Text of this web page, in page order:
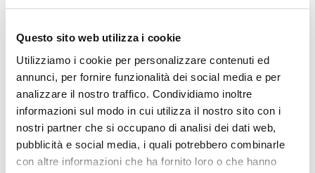
Questo sito web utilizza i cookie
Utilizziamo i cookie per personalizzare contenuti ed
annunci, per fornire funzionalità dei social media e per
analizzare il nostro traffico. Condividiamo inoltre
informazioni sul modo in cui utilizza il nostro sito con i
nostri partner che si occupano di analisi dei dati web,
pubblicità e social media, i quali potrebbero combinarle
con altre informazioni che ha fornito loro o che hanno
presente concorso si determina una frazione di riserva di
concluso il servizio civile universale senza demerito, che
verrà cumulata ad altre frazioni già verificatesi o che si
dovessero verificare nei prossimi provvedimenti di
assunzione